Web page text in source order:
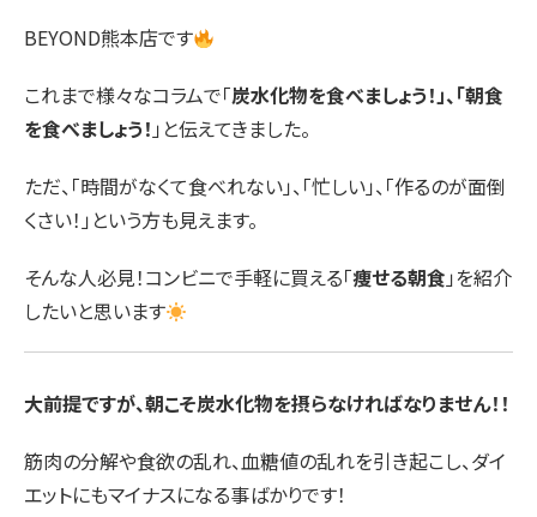
BEYOND熊本店です
これまで様々なコラムで「炭水化物を食べましょう！」、「朝食
を食べましょう！ 」と伝えてきました。
ただ、「時間がなくて食べれない」、「忙しい」、「作るのが面倒
くさい！」という方も見えます。
そんな人必見！コンビニで手軽に買える「痩せる朝食 」を紹介
したいと思います
大前提ですが、朝こそ炭水化物を摂らなければなりません！！
筋肉の分解や食欲の乱れ、血糖値の乱れを引き起こし、ダイ
エットにもマイナスになる事ばかりです！